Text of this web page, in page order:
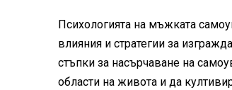
Психологията на мъжката
влияния и стратегии за
стъпки за насърчаване на
области на живота и да